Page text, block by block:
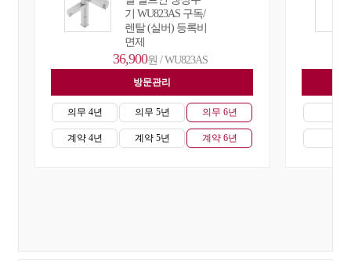
기 WU823AS 구독/
렌탈 (실버) 등록비
면제
36,900원 / WU823AS
방문관리
의무 4년
계약 4년
의무 5년
계약 5년
의무 6년
계약 6년